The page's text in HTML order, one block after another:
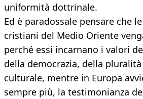
uniformità dottrinale.
Ed è paradossale pensare che
cristiani del Medio Oriente
perché essi incarnano i valori
della democrazia, della
culturale, mentre in Europa
sempre più, la testimonianza